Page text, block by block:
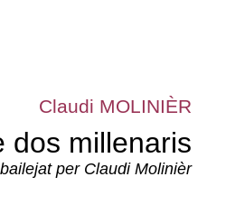
Claudi MOLINIÈR
dos millenaris
per Claudi Molinièr